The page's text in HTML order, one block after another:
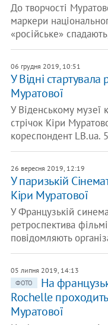
До творчості
маркери
«російське»
06 грудня 2019, 10:51
У Відні
Муратової
У Віденському музеї
стрічок Кіри
кореспондент LB.ua.
26 вересня 2019, 12:19
У паризькій
Кіри Муратової
У Французькій
ретроспектива
повідомляють
05 липня 2019, 14:13
ФОТО
На
Rochelle
Муратової